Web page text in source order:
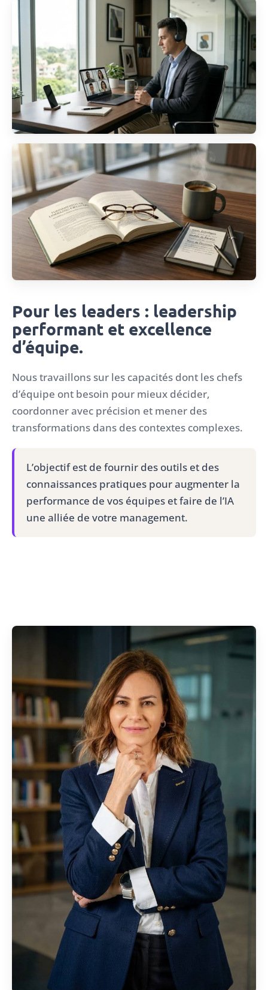
Pour les leaders : leadership
performant et excellence
d’équipe.
Nous travaillons sur les capacités dont les chefs
d’équipe ont besoin pour mieux décider,
coordonner avec précision et mener des
transformations dans des contextes complexes.
L’objectif est de fournir des outils et des
connaissances pratiques pour augmenter la
performance de vos équipes et faire de l’IA
une alliée de votre management.